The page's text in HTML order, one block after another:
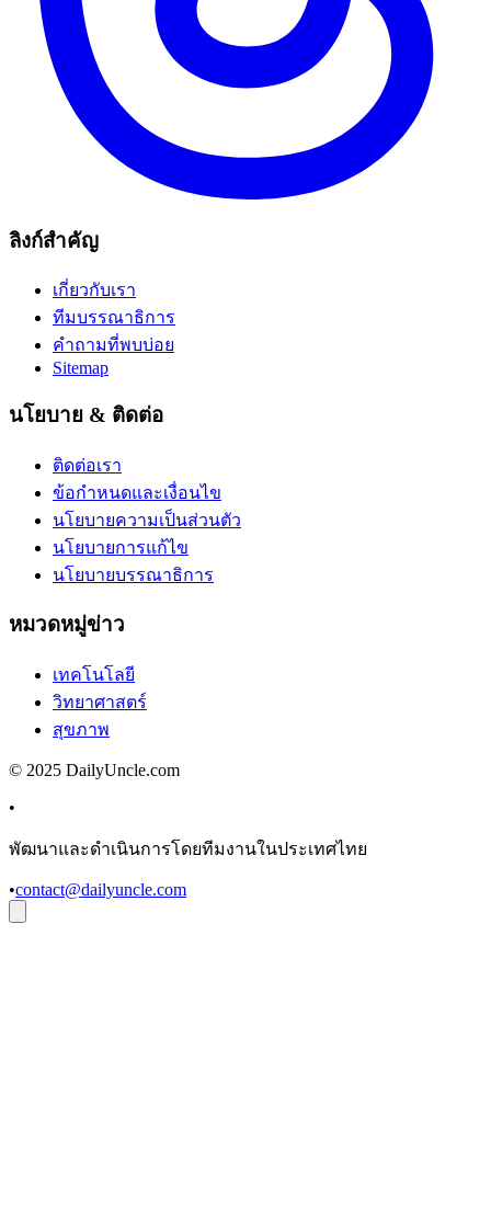
ลิงก์สำคัญ
เกี่ยวกับเรา
ทีมบรรณาธิการ
คำถามที่พบบ่อย
Sitemap
นโยบาย & ติดต่อ
ติดต่อเรา
ข้อกำหนดและเงื่อนไข
นโยบายความเป็นส่วนตัว
นโยบายการแก้ไข
นโยบายบรรณาธิการ
หมวดหมู่ข่าว
เทคโนโลยี
วิทยาศาสตร์
สุขภาพ
© 2025 DailyUncle.com
•
พัฒนาและดำเนินการโดยทีมงานในประเทศไทย
•contact@dailyuncle.com